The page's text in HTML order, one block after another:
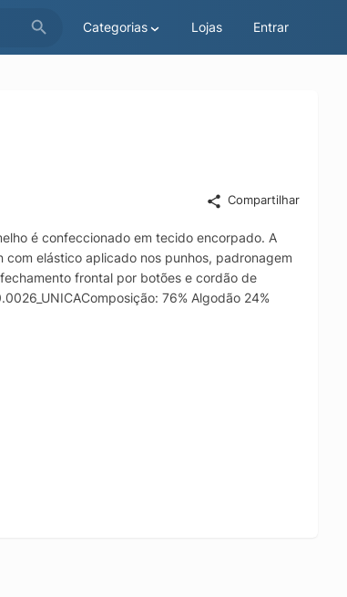
Categorias Lojas Entrar
Compartilhar
é confeccionado em tecido encorpado. A
elástico aplicado nos punhos, padronagem
frontal por botões e cordão de
76% Algodão 24%